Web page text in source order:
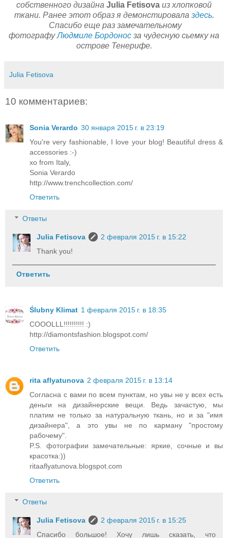
собственного дизайна Julia Fetisova из хлопковой
ткани. Ранее этот образ я демонстировала здесь.
Спасибо еще раз замечательному
фотографуЛюдмиле Бордонос за чудесную сьемку на
острове Тенерифе.
Julia Fetisova
10 комментариев:
Sonia Verardo 30 января 2015 г. в 23:19
You're very fashionable, I love your blog! Beautiful dress &
accessories :-)
xo from Italy,
Sonia Verardo
http://www.trenchcollection.com/
Ответить
Ответы
Julia Fetisova
2 февраля 2015 г. в 15:22
Thank you!
Ответить
Ślubny Klimat 1 февраля 2015 г. в 18:35
COOOLLL!!!!!!!!!! :)
http://diamontsfashion.blogspot.com/
Ответить
rita aflyatunova 2 февраля 2015 г. в 13:14
Согласна с вами по всем пунктам, но увы не у всех есть
деньги на дизайнерские вещи. Ведь зачастую, мы
платим не только за натуральную ткань, но и за "имя
дизайнера", а это увы не по карману "простому
рабочему".
P.S. фотографии замечательные: яркие, сочные и вы
красотка:))
ritaaflyatunova.blogspot.com
Ответить
Ответы
Julia Fetisova
2 февраля 2015 г. в 15:25
Спасибо большое! Хочу лишь сказать, что